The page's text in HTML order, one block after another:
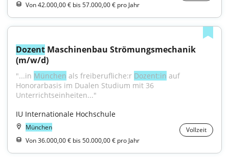
Von 42.000,00 € bis 57.000,00 € pro Jahr
Dozent Maschinenbau Strömungsmechanik
(m/w/d)
"...in München als freiberufliche:r Dozent:in auf
Honorarbasis im Dualen Studium mit 36
Unterrichtseinheiten..."
IU Internationale Hochschule
München
Vollzeit
Von 36.000,00 € bis 50.000,00 € pro Jahr